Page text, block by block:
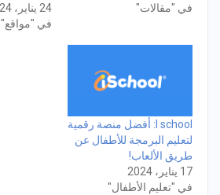
في "مقالات"
24 يناير، 2024
في "مواقع"
I school: أفضل منصة رقمية
لتعليم البرمجة للأطفال عن
طريق الألعاب!
17 يناير، 2024
في "تعليم الأطفال"